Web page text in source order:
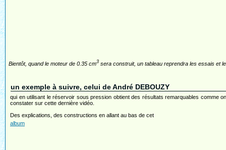
Bientôt, quand le moteur de 0.35 cm3 sera construit, un tableau reprendra les essais et
un exemple à suivre, celui de André DEBOUZY
qui en utilisant le réservoir sous pression obtient des résultats remarquables comme
constater sur cette dernière vidéo.
Des explications, des constructions en allant au bas de cet
album